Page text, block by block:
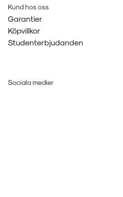
Kund hos oss
Garantier
Köpvillkor
Studenterbjudanden
Sociala medier